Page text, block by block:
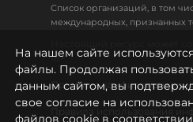
Список организаций, в том
международных, признанных
18+
Политика
Правила использования
На нашем сайте
файлы. Продолжая
данным сайтом, вы
свое согласие на
файлов cookie в